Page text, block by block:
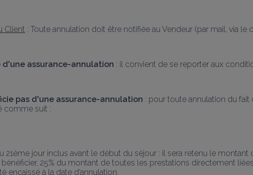
Client : Toute annulation doit être notifiée au Vendeur (par mail, via
d'une assurance-annulation : il convient de se reporter aux
pas d'une assurance-annulation : pour toute annulation du
comme suit :
21ème jour inclus avant le début du séjour : il sera retenu le
bénéficier, 25% du montant de toutes les prestations directement
encaissé à la date d’annulation.